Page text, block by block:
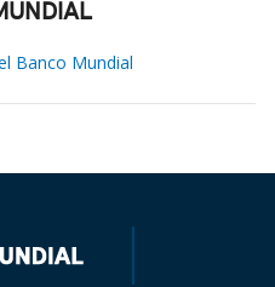
Banco Mundial